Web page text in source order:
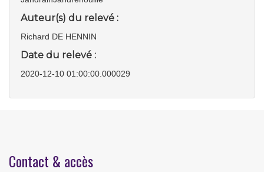
Auteur(s) du relevé :
Richard DE HENNIN
Date du relevé :
2020-12-10 01:00:00.000029
Contact & accès